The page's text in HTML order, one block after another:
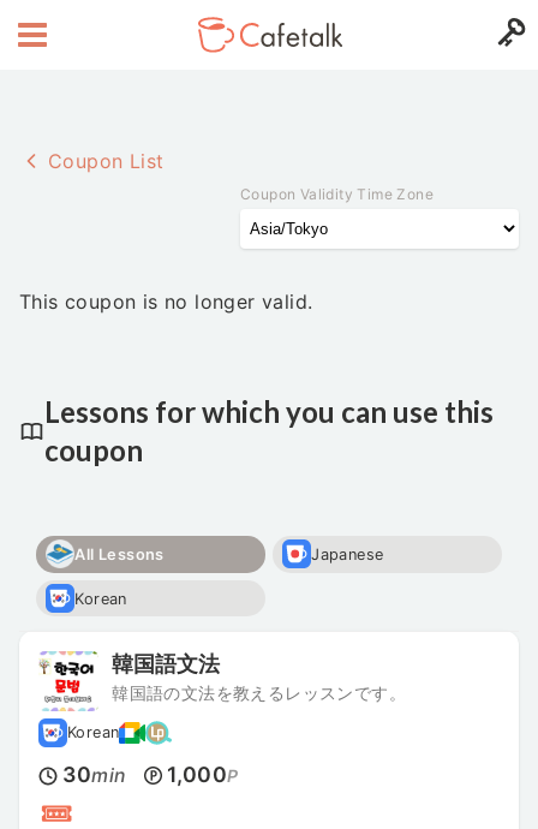
Coupon List
Coupon Validity Time Zone
This coupon is no longer valid.
Lessons for which you can use this
coupon
All Lessons Japanese
Korean
韓国語文法
韓国語の文法を教えるレッスンです。
Korean
30min 1,000P